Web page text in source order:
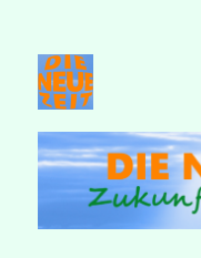
DIE NEUE